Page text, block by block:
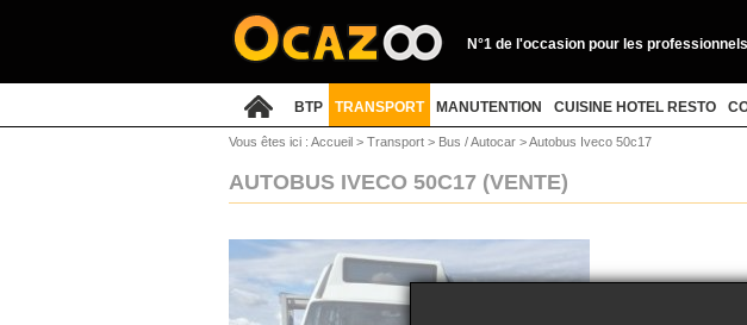
N°1 de l'occasion pour les professionnels
BTP TRANSPORT MANUTENTION CUISINE HOTEL RESTO
Vous êtes ici : Accueil > Transport > Bus / Autocar >Autobus Iveco 50c17
AUTOBUS IVECO 50C17 (VENTE)